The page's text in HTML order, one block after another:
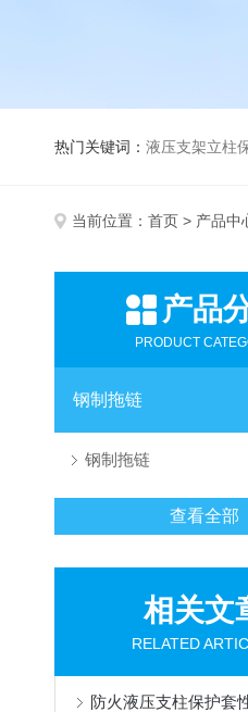
热门关键词： 液压支架立柱
当前位置： 首页 > 产品中
产品
PRODUCT
钢制拖链
钢制拖链
查看全部
相关文
RELATED